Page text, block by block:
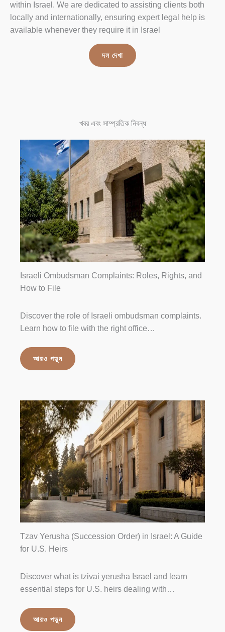
within Israel. We are dedicated to assisting clients both
locally and internationally, ensuring expert legal help is
available whenever they require it in Israel
দল দেখা
খবর এবং সাম্প্রতিক নিবন্ধ
Israeli Ombudsman Complaints: Roles, Rights, and
How to File
Discover the role of Israeli ombudsman complaints.
Learn how to file with the right office…
আরও পড়ুন
Tzav Yerusha (Succession Order) in Israel: A Guide
for U.S. Heirs
Discover what is tzivai yerusha Israel and learn
essential steps for U.S. heirs dealing with…
আরও পড়ুন